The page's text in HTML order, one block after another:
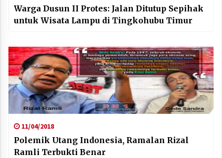
Warga Dusun II Protes: Jalan Ditutup Sepihak
untuk Wisata Lampu di Tingkohubu Timur
11/04/2018
Polemik Utang Indonesia, Ramalan Rizal
Ramli Terbukti Benar